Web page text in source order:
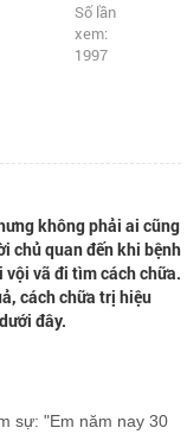
Số lần
xem:
1997
không phải ai cũng
chủ quan đến khi bệnh
vã đi tìm cách chữa.
cách chữa trị hiệu
đây.
sự: "Em năm nay 30